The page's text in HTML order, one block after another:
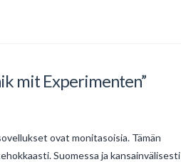
mit Experimenten”
ovat monitasoisia. Tämän
Suomessa ja kansainvälisesti